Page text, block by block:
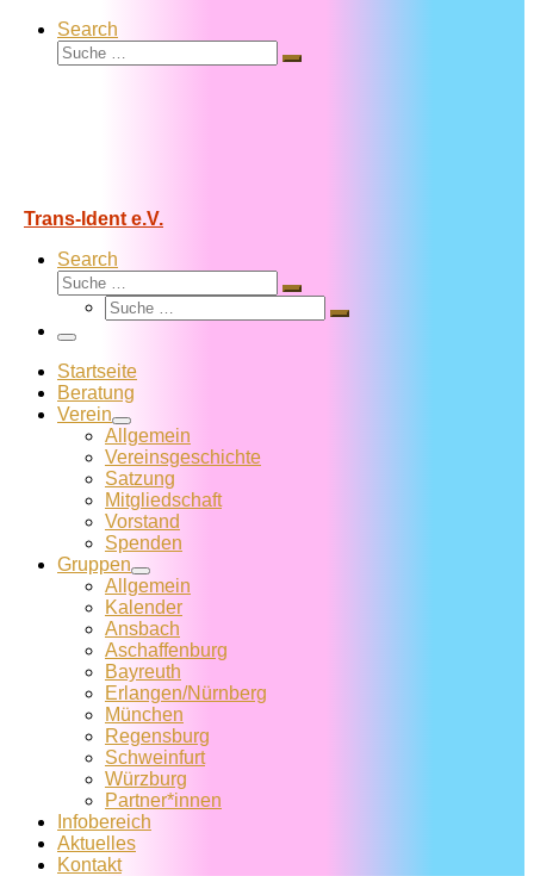
Search
Suche
Suche
Trans-Ident e.V.
Search
Suche
Suche
Suche
Suche
Menü
Startseite
Beratung
Verein
Allgemein
Vereins­geschichte
Satzung
Mitglied­schaft
Vorstand
Spenden
Gruppen
Allgemein
Kalender
Ansbach
Aschaffenburg
Bayreuth
Erlangen/Nürnberg
München
Regensburg
Schweinfurt
Würzburg
Partner*innen
Infobereich
Aktuelles
Kontakt